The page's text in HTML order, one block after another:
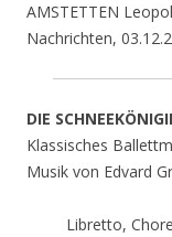
AMSTETTEN
Nachrichten,
DIE
Klassisches
Musik von Edvard
Libretto,